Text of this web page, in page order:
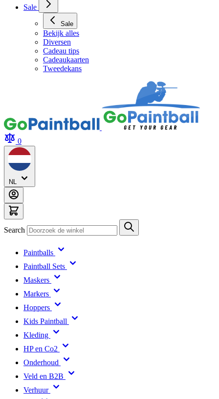
Sale
Sale
Bekijk alles
Diversen
Cadeau tips
Cadeaukaarten
Tweedekans
0
NL
Search
Paintballs
Paintball Sets
Maskers
Markers
Hoppers
Kids Paintball
Kleding
HP en Co2
Onderhoud
Veld en B2B
Verhuur